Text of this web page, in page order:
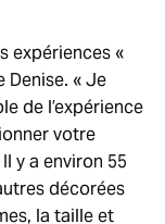
expériences «
Denise. « Je
de l’expérience
votre
y a environ 55
décorées
la taille et